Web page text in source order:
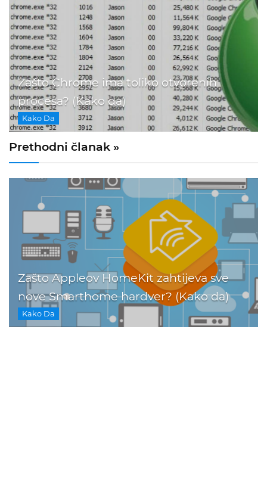
Zašto Chrome ima toliko otvorenih
procesa? (Kako da)
Kako Da
Prethodni članak »
Zašto Appleov HomeKit zahtijeva sve
nove Smarthome hardver? (Kako da)
Kako Da